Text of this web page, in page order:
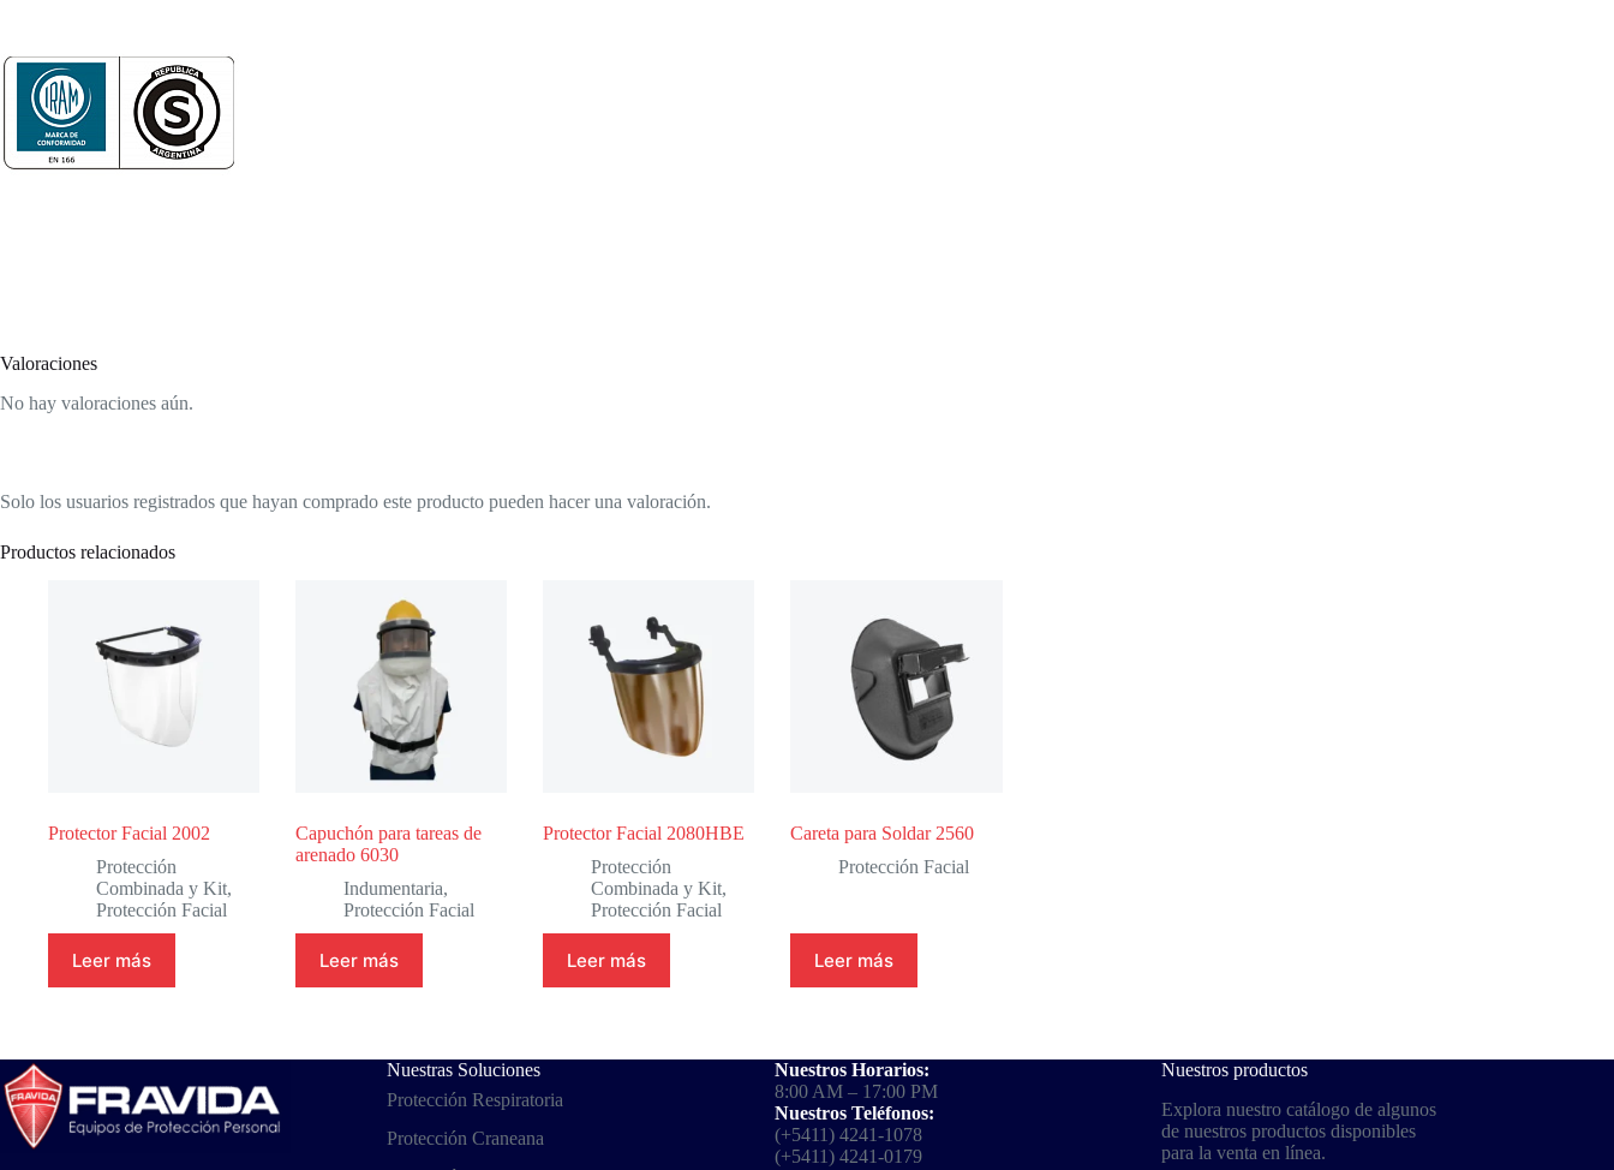
Valoraciones
No hay valoraciones aún.
Solo los usuarios registrados que hayan comprado este producto pueden hacer una valoración.
Productos relacionados
Protector Facial 2002
Protección
Combinada y Kit,
Protección Facial
Leer más
Capuchón para tareas de
arenado 6030
Indumentaria,
Protección Facial
Leer más
Protector Facial 2080HBE
Protección
Combinada y Kit,
Protección Facial
Leer más
Careta para Soldar 2560
Protección Facial
Leer más
Nuestras Soluciones
Protección Respiratoria
Protección Craneana
Nuestros Horarios:
8:00 AM – 17:00 PM
Nuestros Teléfonos:
(+5411) 4241-1078
(+5411) 4241-0179
Nuestros productos
Explora nuestro catálogo de algunos
de nuestros productos disponibles
para la venta en línea.